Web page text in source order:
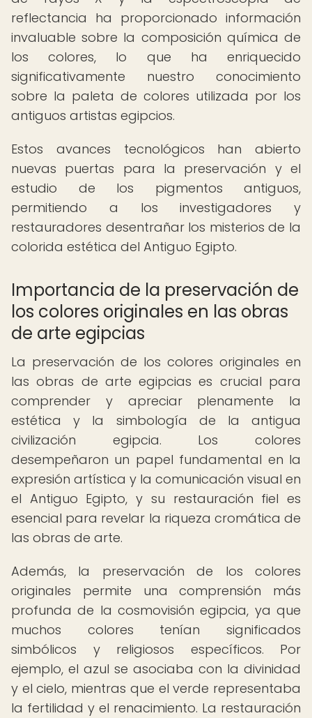
reflectancia ha proporcionado información
invaluable sobre la composición química de
los colores, lo que ha enriquecido
significativamente nuestro conocimiento
sobre la paleta de colores utilizada por los
antiguos artistas egipcios.
Estos avances tecnológicos han abierto
nuevas puertas para la preservación y el
estudio de los pigmentos antiguos,
permitiendo a los investigadores y
restauradores desentrañar los misterios de la
colorida estética del Antiguo Egipto.
Importancia de la preservación de
los colores originales en las obras
de arte egipcias
La preservación de los colores originales en
las obras de arte egipcias es crucial para
comprender y apreciar plenamente la
estética y la simbología de la antigua
civilización egipcia. Los colores
desempeñaron un papel fundamental en la
expresión artística y la comunicación visual en
el Antiguo Egipto, y su restauración fiel es
esencial para revelar la riqueza cromática de
las obras de arte.
Además, la preservación de los colores
originales permite una comprensión más
profunda de la cosmovisión egipcia, ya que
muchos colores tenían significados
simbólicos y religiosos específicos. Por
ejemplo, el azul se asociaba con la divinidad
y el cielo, mientras que el verde representaba
la fertilidad y el renacimiento. La restauración